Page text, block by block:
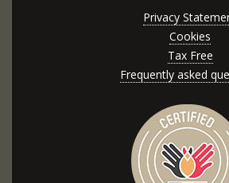
Privacy
Cookies
Tax Free
Frequently asked